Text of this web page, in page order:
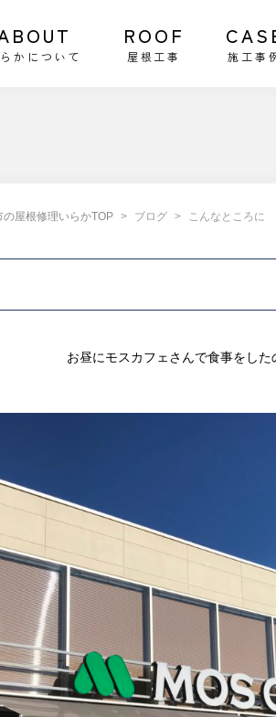
かについて
ROOF
屋根工事 施工事
屋根修理いらかTOP ブログ こんなところに
お昼にモスカフェさんで食事をした